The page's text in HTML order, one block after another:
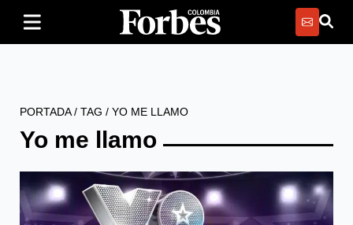
PORTADA/ TAG / YO ME LLAMO
Yo me llamo